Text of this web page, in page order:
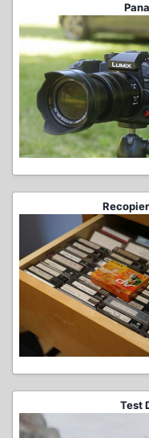
Test